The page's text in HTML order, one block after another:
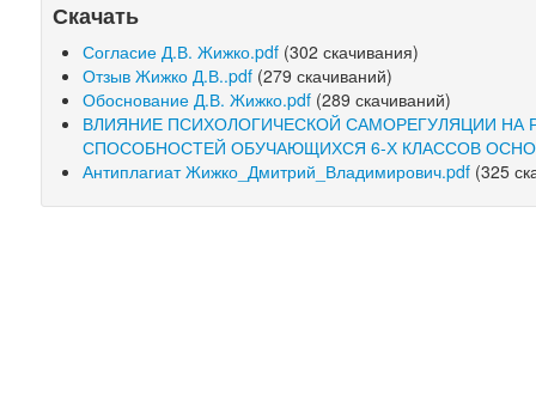
Скачать
Согласие Д.В. Жижко.pdf (302 скачивания)
Отзыв Жижко Д.В..pdf (279 скачиваний)
Обоснование Д.В. Жижко.pdf (289 скачиваний)
ВЛИЯНИЕ ПСИХОЛОГИЧЕСКОЙ САМОРЕГУЛЯЦИИ НА
СПОСОБНОСТЕЙ ОБУЧАЮЩИХСЯ 6-Х КЛАССОВ
Антиплагиат Жижко_Дмитрий_Владимирович.pdf (325